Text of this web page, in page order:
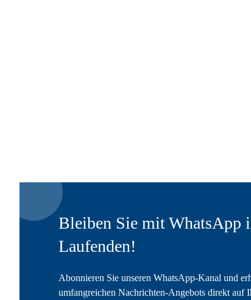
Bleiben Sie mit WhatsApp
Laufenden!
Abonnieren Sie unseren WhatsApp-Kanal und
umfangreichen Nachrichten-Angebots direkt auf